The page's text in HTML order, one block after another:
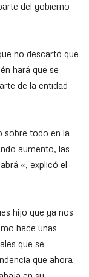
del gobierno
no descartó que
hará que se
de la entidad
sobre todo en la
aumento, las
«, explicó el
hijo que ya nos
hace unas
que se
que ahora